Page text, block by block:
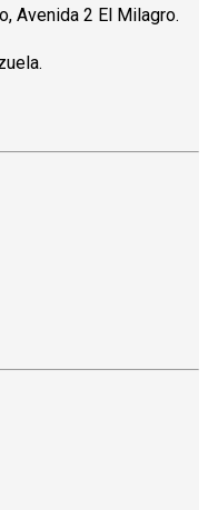
Avenida 2 El Milagro.